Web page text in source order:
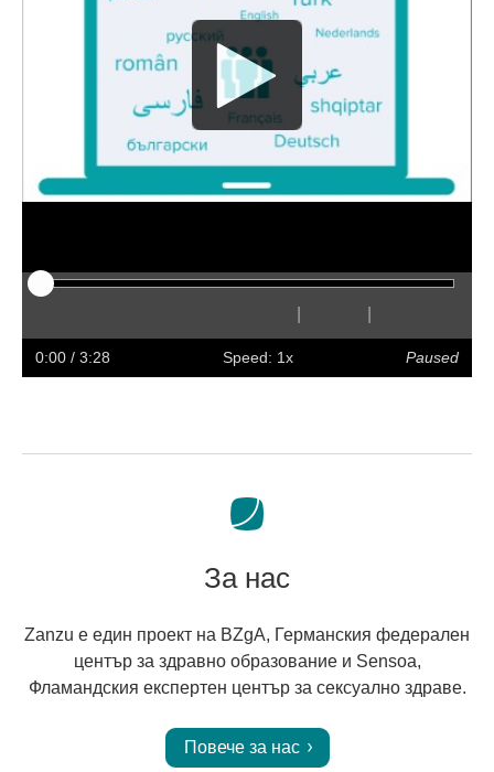
Hide
captions
FasterSlower
full
screen
0:00 / 3:28 Speed: 1x Paused
За нас
Zanzu е един проект на BZgA, Германския федерален
център за здравно образование и Sensoa,
Фламандския експертен център за сексуално здраве.
Повече за нас